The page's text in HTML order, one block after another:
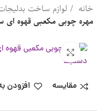
خانه لوازم ساخت
مهره چوبی مکعبی قهوه ای
بزرگنمایی تصویر
مقایسه افزودن